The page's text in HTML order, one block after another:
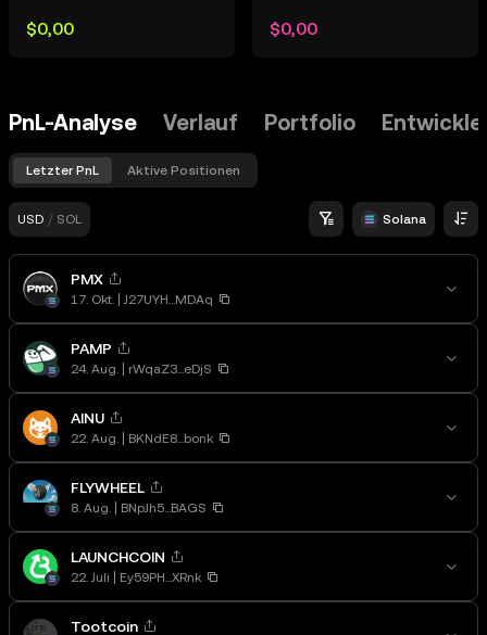
$0,00 $0,00
PnL-Analyse Verlauf Portfolio
Letzter PnL Aktive Positionen
USD / SOL Solana
PMX
17. Okt. J27UYH...MDAq
PAMP
24. Aug. rWqaZ3...eDjS
AINU
22. Aug. BKNdE8...bonk
FLYWHEEL
8. Aug. BNpJh5...BAGS
LAUNCHCOIN
22. Juli Ey59PH...XRnk
Tootcoin